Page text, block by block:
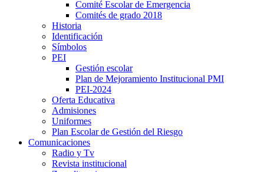
Comité Escolar de Emergencia
Comités de grado 2018
Historia
Identificación
Símbolos
PEI
Gestión escolar
Plan de Mejoramiento Institucional PMI
PEI-2024
Oferta Educativa
Admisiones
Uniformes
Plan Escolar de Gestión del Riesgo
Comunicaciones
Radio y Tv
Revista institucional